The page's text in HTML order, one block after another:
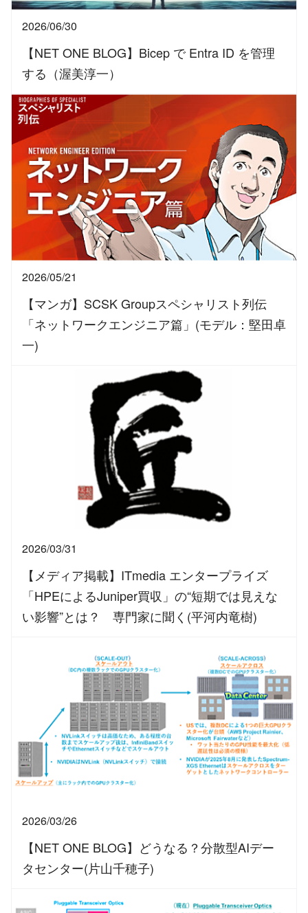
2026/06/30
【NET ONE BLOG】Bicep で Entra ID を管理
する（渥美淳一）
2026/05/21
【マンガ】SCSK Groupスペシャリスト列伝
「ネットワークエンジニア篇」(モデル：堅田卓
一)
2026/03/31
【メディア掲載】ITmedia エンタープライズ
「HPEによるJuniper買収」の“短期では見えな
い影響”とは？ 専門家に聞く(平河内竜樹)
2026/03/26
【NET ONE BLOG】どうなる？分散型AIデー
タセンター(片山千穂子)